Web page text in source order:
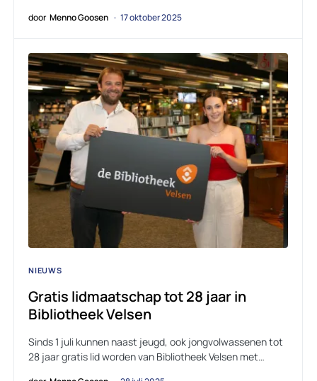
door Menno Goosen 17 oktober 2025
NIEUWS
Gratis lidmaatschap tot 28 jaar in
Bibliotheek Velsen
Sinds 1 juli kunnen naast jeugd, ook jongvolwassenen tot
28 jaar gratis lid worden van Bibliotheek Velsen met…